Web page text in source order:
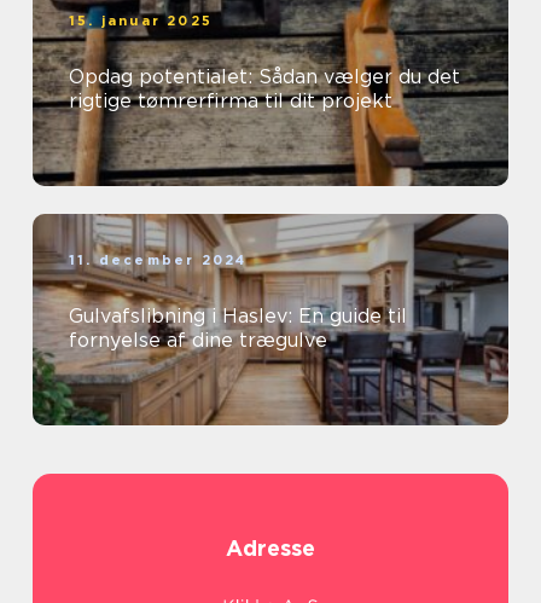
15. januar 2025
Opdag potentialet: Sådan vælger du det
rigtige tømrerfirma til dit projekt
11. december 2024
Gulvafslibning i Haslev: En guide til
fornyelse af dine trægulve
Adresse